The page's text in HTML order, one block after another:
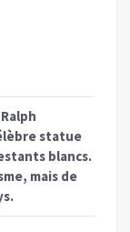
statue
blancs.
mais de